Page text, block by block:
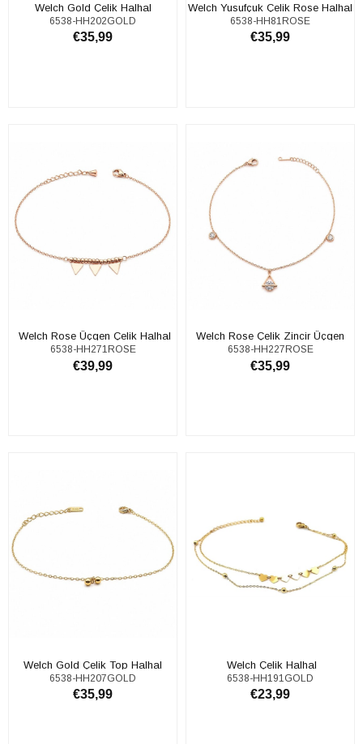
Welch Gold Çelik Halhal
6538-HH202GOLD
€35,99
Welch Yusufçuk Çelik Rose Halhal
6538-HH81ROSE
€35,99
​​​ Welch Rose Üçgen Çelik Halhal
6538-HH271ROSE
€39,99
Welch Rose Çelik Zincir Üçgen
Halhal
6538-HH227ROSE
€35,99
Welch Gold Çelik Top Halhal
6538-HH207GOLD
€35,99
​​ Welch Çelik Halhal
6538-HH191GOLD
€23,99